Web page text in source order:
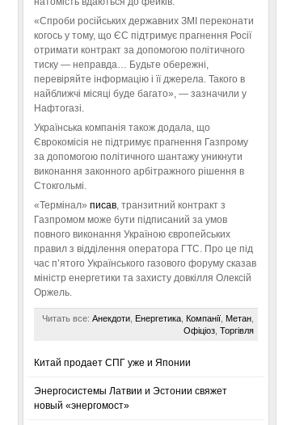
«Спроби російських державних ЗМІ переконати
когось у тому, що ЄС підтримує прагнення Росії
отримати контракт за допомогою політичного
тиску — неправда… Будьте обережні,
перевіряйте інформацію і її джерела. Такого в
найближчі місяці буде багато», — зазначили у
Нафтогазі.
Українська компанія також додала, що
Єврокомісія не підтримує прагнення Газпрому
за допомогою політичного шантажу уникнути
виконання законного арбітражного рішення в
Стокгольмі.
«Термінал» писав, транзитний контракт з
Газпромом може бути підписаний за умов
повного виконання Україною європейських
правил з відділення оператора ГТС. Про це під
час п’ятого Українського газового форуму сказав
міністр енергетики та захисту довкілля Олексій
Оржель.
Читать все: Анекдоти, Енергетика, Компанії, Метан,
Офіціоз, Торгівля
Китай продает СПГ уже и Японии
Энергосистемы Латвии и Эстонии свяжет
новый «энергомост»